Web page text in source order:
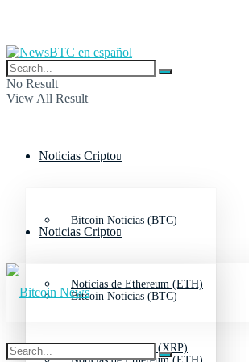
No Result
View All Result
Noticias Cripto
Bitcoin Noticias (BTC)
Noticias de Ethereum (ETH)
Noticias de Ripple (XRP)
Noticias Cripto
Bitcoin Noticias (BTC)